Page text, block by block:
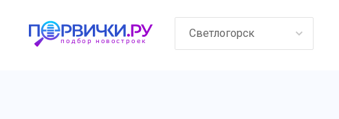
Светлогорск